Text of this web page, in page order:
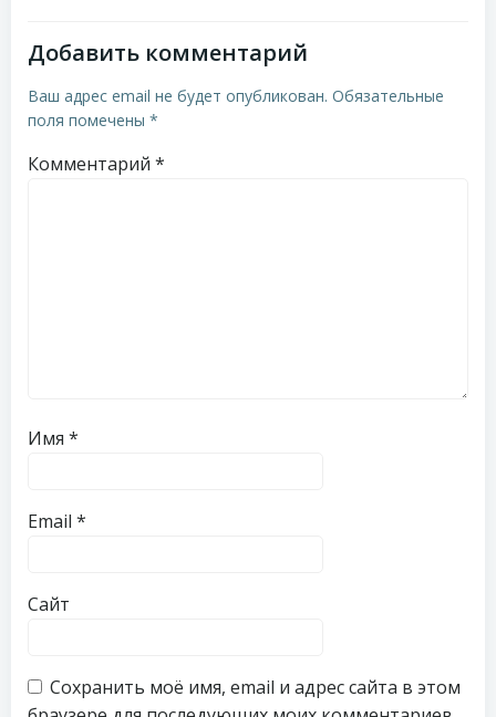
Добавить комментарий
Ваш адрес email не будет опубликован. Обязательные
поля помечены *
Комментарий *
Имя *
Email *
Сайт
Сохранить моё имя, email и адрес сайта в этом